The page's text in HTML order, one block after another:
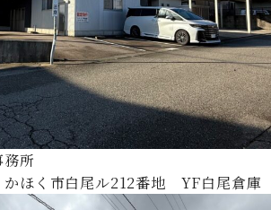
所
かほく市白尾ル212番地 YF白尾倉庫